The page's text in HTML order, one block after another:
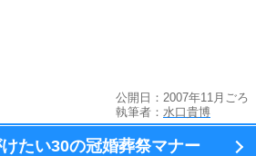
公開日：2007年11月ごろ
執筆者： 水口貴博
たい30の冠婚葬祭マナー